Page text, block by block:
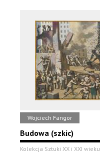
Wojciech Fangor
Budowa (szkic)
Kolekcja Sztuki XX i XXI wieku